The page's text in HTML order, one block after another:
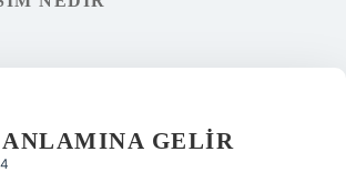
ANLAMINA GELIR